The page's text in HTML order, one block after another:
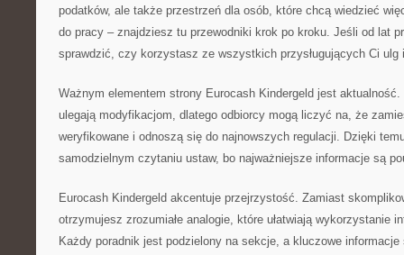
podatków, ale także przestrzeń dla osób, które chcą wiedzieć
do pracy – znajdziesz tu przewodniki krok po kroku. Jeśli od lat
sprawdzić, czy korzystasz ze wszystkich przysługujących Ci ulg
Ważnym elementem strony Eurocash Kindergeld jest
ulegają modyfikacjom, dlatego odbiorcy mogą liczyć na, że
weryfikowane i odnoszą się do najnowszych regulacji. Dzięki
samodzielnym czytaniu ustaw, bo najważniejsze informacje są
Eurocash Kindergeld akcentuje przejrzystość. Zamiast
otrzymujesz zrozumiałe analogie, które ułatwiają wykorzystanie
Każdy poradnik jest podzielony na sekcje, a kluczowe